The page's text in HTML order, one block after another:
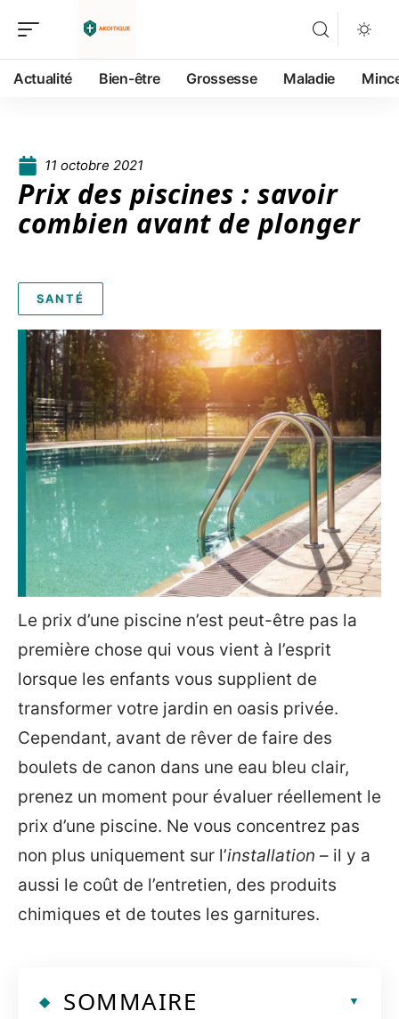
Actualité Bien-être Grossesse Maladie
11 octobre 2021
Prix des piscines : savoir
combien avant de plonger
SANTÉ
Le prix d’une piscine n’est peut-être pas la
première chose qui vous vient à l’esprit
lorsque les enfants vous supplient de
transformer votre jardin en oasis privée.
Cependant, avant de rêver de faire des
boulets de canon dans une eau bleu clair,
prenez un moment pour évaluer réellement le
prix d’une piscine. Ne vous concentrez pas
non plus uniquement sur l’installation – il y a
aussi le coût de l’entretien, des produits
chimiques et de toutes les garnitures.
SOMMAIRE